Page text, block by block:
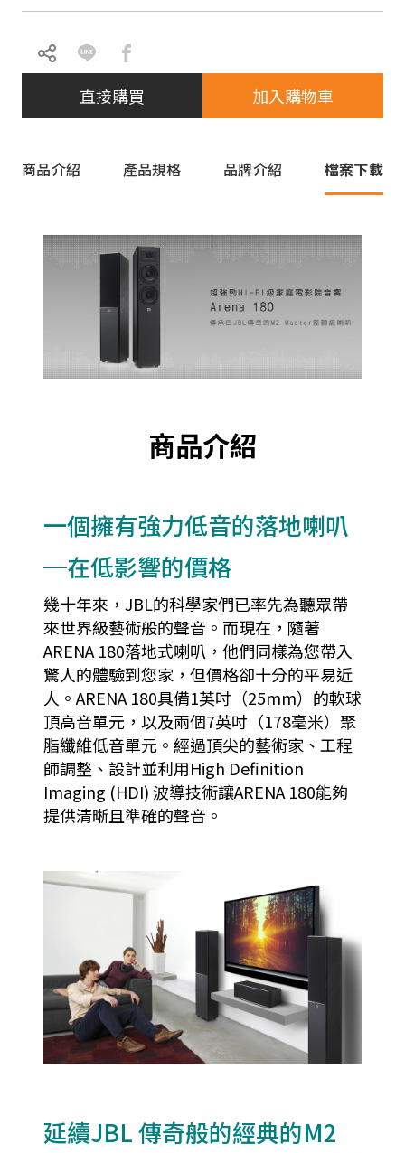
直接購買 加入購物車
商品介紹 產品規格 品牌介紹 檔案下載
商品介紹
一個擁有強力低音的落地喇叭
─在低影響的價格
幾十年來，JBL的科學家們已率先為聽眾帶
來世界級藝術般的聲音。而現在，隨著
ARENA 180落地式喇叭，他們同樣為您帶入
驚人的體驗到您家，但價格卻十分的平易近
人。ARENA 180具備1英吋（25mm）的軟球
頂高音單元，以及兩個7英吋（178毫米）聚
脂纖維低音單元。經過頂尖的藝術家、工程
師調整、設計並利用High Definition
Imaging (HDI) 波導技術讓ARENA 180能夠
提供清晰且準確的聲音。
延續JBL 傳奇般的經典的M2